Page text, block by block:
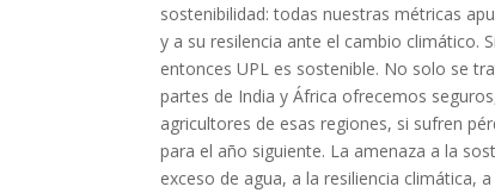
sostenibilidad: todas nuestras métricas
y a su resilencia ante el cambio climático.
entonces UPL es sostenible. No solo se
partes de India y África ofrecemos
agricultores de esas regiones, si sufren
para el año siguiente. La amenaza a la
exceso de agua, a la resiliencia climática,